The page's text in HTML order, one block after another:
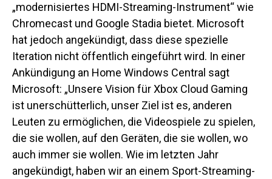
„modernisiertes HDMI-Streaming-Instrument“ wie
Chromecast und Google Stadia bietet. Microsoft
hat jedoch angekündigt, dass diese spezielle
Iteration nicht öffentlich eingeführt wird. In einer
Ankündigung an Home Windows Central sagt
Microsoft: „Unsere Vision für Xbox Cloud Gaming
ist unerschütterlich, unser Ziel ist es, anderen
Leuten zu ermöglichen, die Videospiele zu spielen,
die sie wollen, auf den Geräten, die sie wollen, wo
auch immer sie wollen. Wie im letzten Jahr
angekündigt, haben wir an einem Sport-Streaming-